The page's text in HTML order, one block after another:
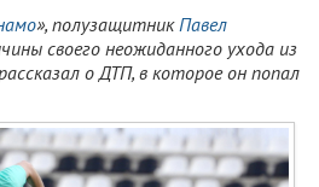
», полузащитникПавел
своего неожиданного ухода из
о ДТП, в которое он попал